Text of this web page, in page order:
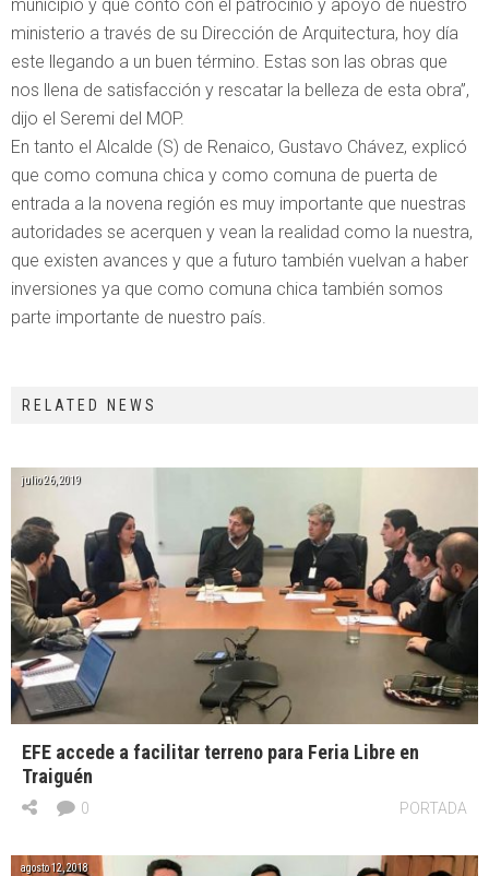
municipio y que contó con el patrocinio y apoyo de nuestro
ministerio a través de su Dirección de Arquitectura, hoy día
este llegando a un buen término. Estas son las obras que
nos llena de satisfacción y rescatar la belleza de esta obra”,
dijo el Seremi del MOP.
En tanto el Alcalde (S) de Renaico, Gustavo Chávez, explicó
que como comuna chica y como comuna de puerta de
entrada a la novena región es muy importante que nuestras
autoridades se acerquen y vean la realidad como la nuestra,
que existen avances y que a futuro también vuelvan a haber
inversiones ya que como comuna chica también somos
parte importante de nuestro país.
RELATED NEWS
julio 26, 2019
EFE accede a facilitar terreno para Feria Libre en
Traiguén
PORTADA
0
agosto 12, 2018